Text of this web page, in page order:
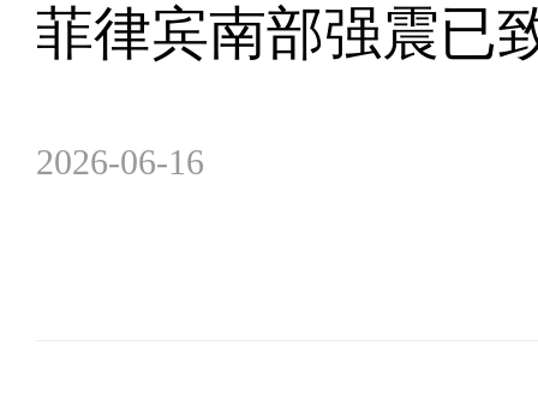
菲律宾南部强震已
2026-06-16